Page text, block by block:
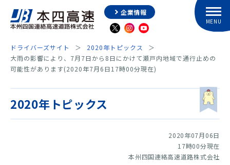
企業情報
ドライバーズサイト
2020年トピックス
大雨の影響により、7月7日から8日にかけて瀬戸内地域で通行止めの
可能性があります(2020年7月6日17時00分現在)
2020年トピックス
2020年07月06日
17時00分現在
本州四国連絡高速道路株式会社